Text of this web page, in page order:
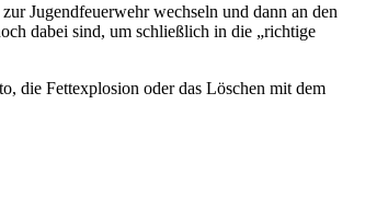
Jugendfeuerwehr wechseln und dann an den
dabei sind, um schließlich in die „richtige
die Fettexplosion oder das Löschen mit dem